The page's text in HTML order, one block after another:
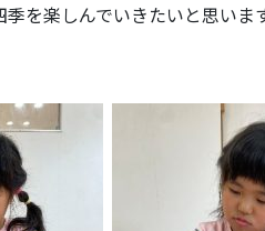
を楽しんでいきたいと思います